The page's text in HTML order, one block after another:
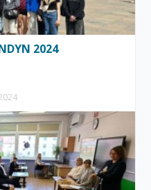
2024